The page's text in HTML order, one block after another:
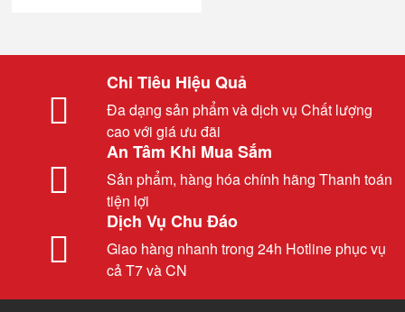
Chi Tiêu Hiệu Quả
Đa dạng sản phẩm và dịch vụ Chất lượng
cao với giá ưu đãi
An Tâm Khi Mua Sắm
Sản phẩm, hàng hóa chính hãng Thanh toán
tiện lợi
Dịch Vụ Chu Đáo
Giao hàng nhanh trong 24h Hotline phục vụ
cả T7 và CN